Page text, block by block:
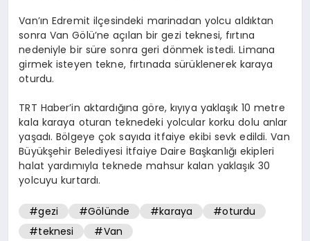
MAGAZIN
TEKNOLOJI
Van’ın Edremit ilçesindeki marinadan yolcu aldıktan
sonra Van Gölü’ne açılan bir gezi teknesi, fırtına
nedeniyle bir süre sonra geri dönmek istedi. Limana
girmek isteyen tekne, fırtınada sürüklenerek karaya
oturdu.
TRT Haber’in aktardığına göre, kıyıya yaklaşık 10 metre
kala karaya oturan teknedeki yolcular korku dolu anlar
yaşadı. Bölgeye çok sayıda itfaiye ekibi sevk edildi. Van
Büyükşehir Belediyesi İtfaiye Daire Başkanlığı ekipleri
halat yardımıyla teknede mahsur kalan yaklaşık 30
yolcuyu kurtardı.
#gezi #Gölünde #karaya
#oturdu
#teknesi
#Van